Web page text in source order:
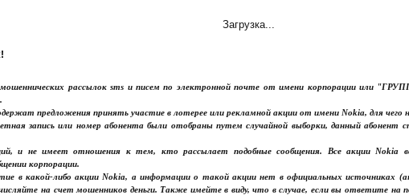
Загрузка...
мошеннических рассылок sms и писем по электронной почте от имени
предложения принять участие в лотерее или рекламной акции от имени Nokia, для чего
запись или номер абонента были отобраны путем случайной выборки, данный абонент
и не имеет отношения к тем, кто рассылает подобные сообщения. Все акции Nokia
корпорации.
в какой-либо акции Nokia, а информации о такой акции нет в официальных
на счет мошенников деньги. Также имейте в виду, что в случае, если вы ответите